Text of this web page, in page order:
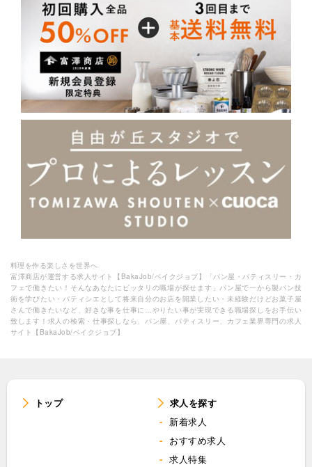
料理を作る楽しさを世界へ
富澤商店が運営する求人サイト【BakaJob/ベイクジョブ】「パン屋・パティスリー・カ
フェで働きたい！そんなあなたにピッタリの職場が探せます」パン屋で一から製パン技
術を学びたい・パティシエとして将来自分のお店を開業したい・未経験だけどお菓子屋
さんで働きたいなど、好きな事を仕事に…やりたい事が実現できる職場探しをお手伝い
致します！求人の検索・仕事探しなら、パン屋、パティスリー、カフェ業界専門の求人
サイト【BakaJob/ベイクジョブ】
トップ
求人を探す
新着求人
おすすめ求人
求人特集